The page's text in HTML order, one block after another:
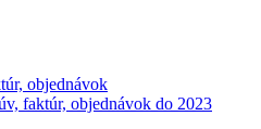
objednávok
faktúr, objednávok do 2023